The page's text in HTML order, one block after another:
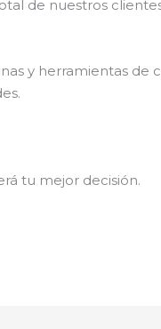
de nuestros
y herramientas de
tu mejor decisión.